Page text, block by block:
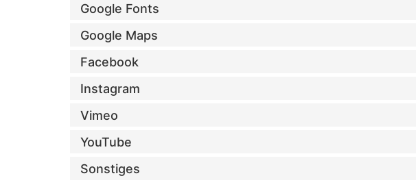
Google Fonts
Google Maps
Facebook
Instagram
Vimeo
YouTube
Sonstiges